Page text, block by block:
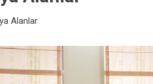
Alanlar